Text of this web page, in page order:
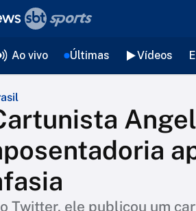
Ao vivo Últimas Vídeos
Twitter, ele publicou um